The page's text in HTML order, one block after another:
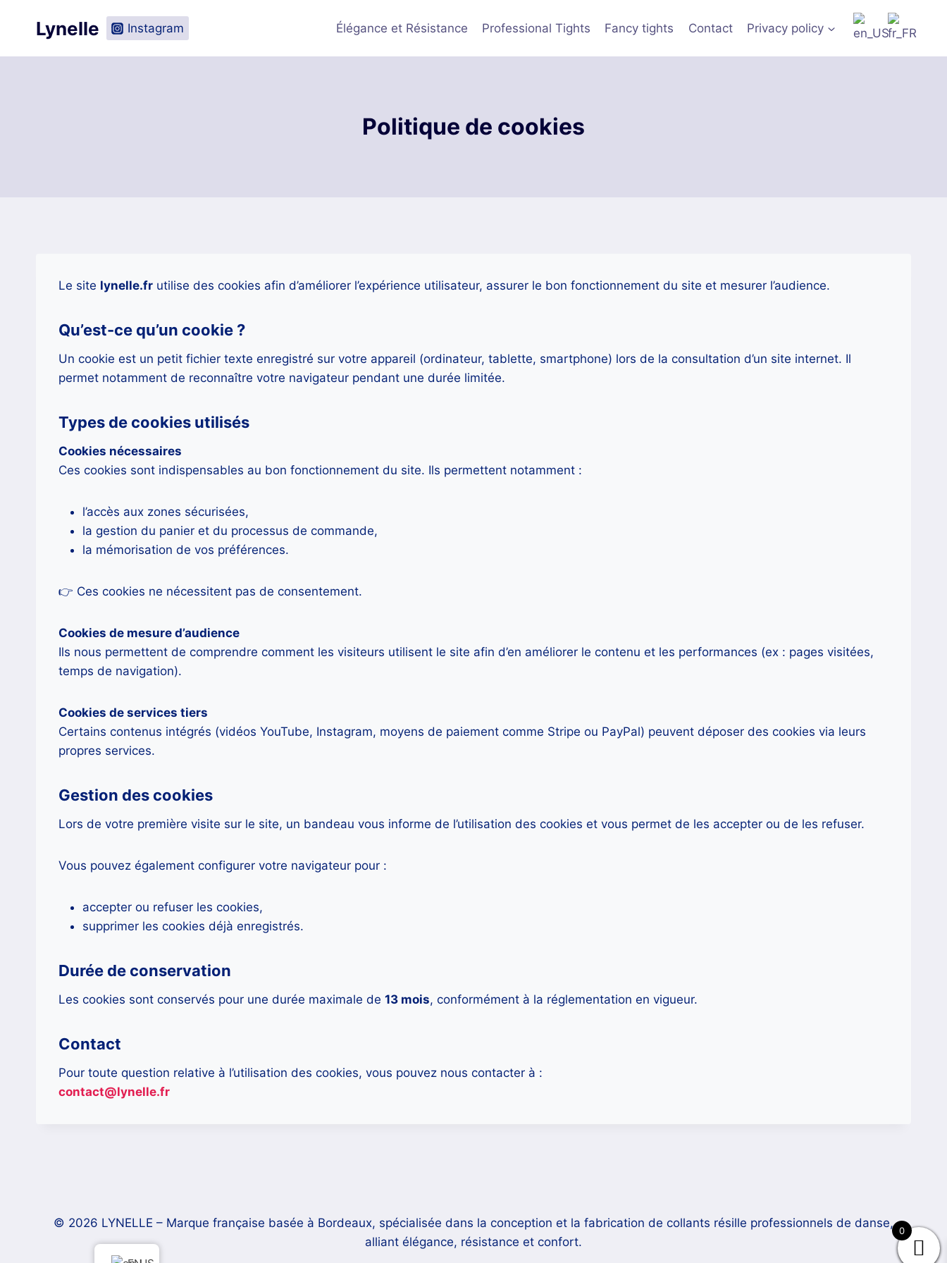
Lynelle Instagram Élégance et Résistance Professional Tights Fancy tights Contact Privacy policy
Politique de cookies
Le site lynelle.fr utilise des cookies afin d’améliorer l’expérience utilisateur, assurer le bon fonctionnement du site et mesurer l’audience.
Qu’est-ce qu’un cookie ?
Un cookie est un petit fichier texte enregistré sur votre appareil (ordinateur, tablette, smartphone) lors de la consultation d’un site internet. Il
permet notamment de reconnaître votre navigateur pendant une durée limitée.
Types de cookies utilisés
Cookies nécessaires
Ces cookies sont indispensables au bon fonctionnement du site. Ils permettent notamment :
l’accès aux zones sécurisées,
la gestion du panier et du processus de commande,
la mémorisation de vos préférences.
👉 Ces cookies ne nécessitent pas de consentement.
Cookies de mesure d’audience
Ils nous permettent de comprendre comment les visiteurs utilisent le site afin d’en améliorer le contenu et les performances (ex : pages visitées,
temps de navigation).
Cookies de services tiers
Certains contenus intégrés (vidéos YouTube, Instagram, moyens de paiement comme Stripe ou PayPal) peuvent déposer des cookies via leurs
propres services.
Gestion des cookies
Lors de votre première visite sur le site, un bandeau vous informe de l’utilisation des cookies et vous permet de les accepter ou de les refuser.
Vous pouvez également configurer votre navigateur pour :
accepter ou refuser les cookies,
supprimer les cookies déjà enregistrés.
Durée de conservation
Les cookies sont conservés pour une durée maximale de 13 mois, conformément à la réglementation en vigueur.
Contact
Pour toute question relative à l’utilisation des cookies, vous pouvez nous contacter à :
contact@lynelle.fr
© 2026 LYNELLE – Marque française basée à Bordeaux, spécialisée dans la conception et la fabrication de collants résille professionnels de danse,
alliant élégance, résistance et confort.
Livraison gratuite en France Métropolitaine et Belgique à partir de 40 € d’achat. Livraison assurée en Europe.
0